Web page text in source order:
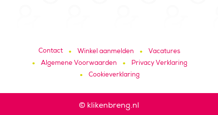
Contact Winkel aanmelden
Vacatures
Algemene Voorwaarden
Privacy Verklaring
Cookieverklaring
© klikenbreng.nl